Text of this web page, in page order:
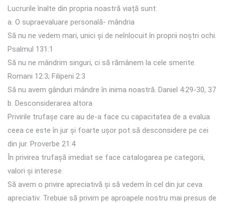
Lucrurile înalte din propria noastră viață sunt:
a. O supraevaluare personală- mândria
Să nu ne vedem mari, unici și de neînlocuit în proprii noștri ochi.
Psalmul 131:1
Să nu ne mândrim singuri, ci să rămânem la cele smerite.
Romani 12:3; Filipeni 2:3
Să nu avem gânduri mândre în inima noastră. Daniel 4:29-30, 37
b. Desconsiderarea altora
Privirile trufașe care au de-a face cu capacitatea de a evalua
ceea ce este în jur și foarte ușor pot să desconsidere pe cei
din jur. Proverbe 21:4
În privirea trufașă imediat se face catalogarea pe categorii,
valori și interese.
Să avem o privire apreciativă și să vedem în cel din jur ceva
apreciativ. Trebuie să privim pe aproapele nostru mai presus de